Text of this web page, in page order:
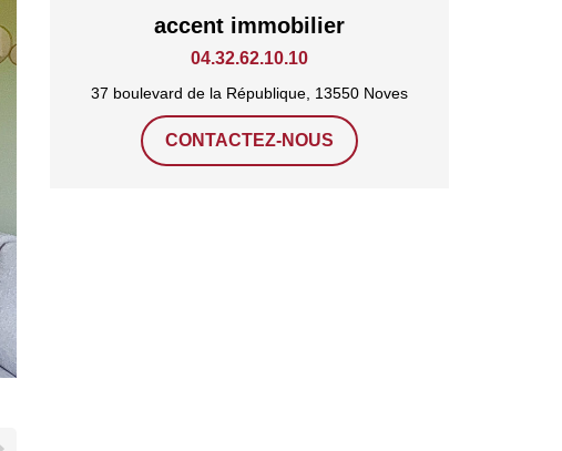
accent immobilier
04.32.62.10.10
37 boulevard de la République, 13550 Noves
CONTACTEZ-NOUS